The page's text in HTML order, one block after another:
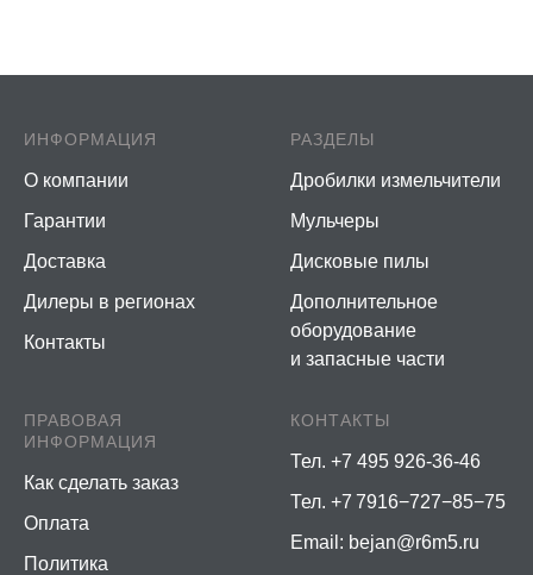
ИНФОРМАЦИЯ
О компании
Гарантии
Доставка
Дилеры в регионах
Контакты
РАЗДЕЛЫ
Дробилки измельчители
Мульчеры
Дисковые пилы
Дополнительное
оборудование
и запасные части
ПРАВОВАЯ
ИНФОРМАЦИЯ
Как сделать заказ
Оплата
Политика
КОНТАКТЫ
Тел. +7 495 926-36-46
Тел. +7 7916−727−85−75
Email: bejan@r6m5.ru